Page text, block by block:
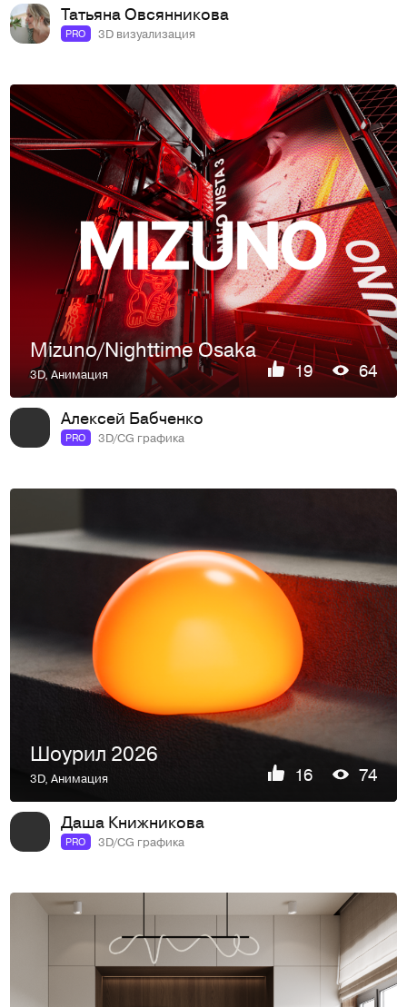
Татьяна Овсянникова
PRO 3D визуализация
Mizuno/Nighttime Osaka
3D,Анимация 19 64
Алексей Бабченко
PRO 3D/CG графика
Шоурил 2026
3D,Анимация 16 74
Даша Книжникова
PRO 3D/CG графика